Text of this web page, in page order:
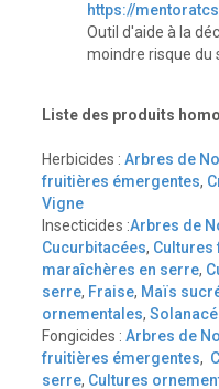
https://
Outil d'aide à la
moindre risque du
Liste des produits
Herbicides : Arbres de
fruitières émergentes,
Vigne
Insecticides :Arbres de
Cucurbitacées,
maraîchères en serre,
serre, Fraise, Maïs
ornementales,
Fongicides : Arbres de
fruitières émergentes,
serre, Cultures